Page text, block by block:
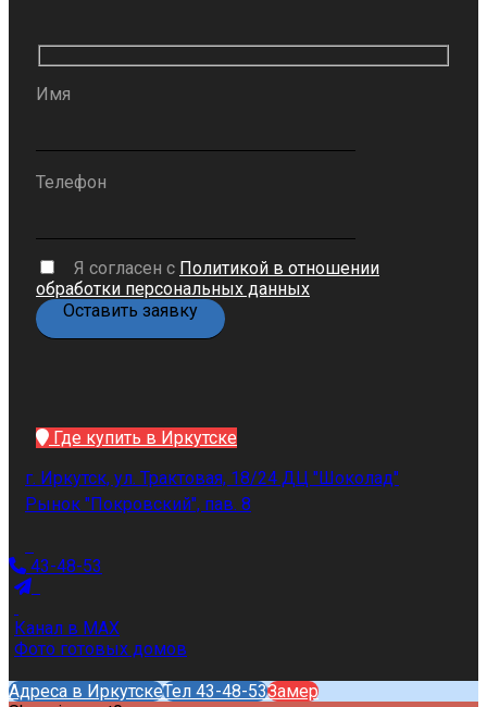
Имя
Телефон
Я согласен с Политикой в отношении
обработки персональных данных
Где купить в Иркутске
г. Иркутск, ул. Трактовая, 18/24 ДЦ "Шоколад"
Рынок "Покровский", пав. 8
43-48-53
Канал в MAX
Фото готовых домов
Адреса в ИркутскеТел 43-48-53Замер